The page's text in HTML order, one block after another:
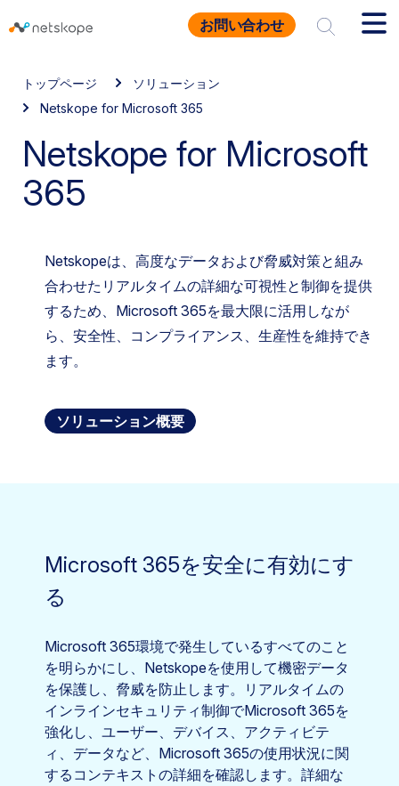
お問い合わせ
トップページ
ソリューション
Netskope for Microsoft 365
Netskope for Microsoft
365
Netskopeは、高度なデータおよび脅威対策と組み
合わせたリアルタイムの詳細な可視性と制御を提供
するため、Microsoft 365を最大限に活用しなが
ら、安全性、コンプライアンス、生産性を維持でき
ます。
ソリューション概要
Microsoft 365を安全に有効にす
る
Microsoft 365環境で発生しているすべてのこと
を明らかにし、Netskopeを使用して機密データ
を保護し、脅威を防止します。リアルタイムの
インラインセキュリティ制御でMicrosoft 365を
強化し、ユーザー、デバイス、アクティビテ
ィ、データなど、Microsoft 365の使用状況に関
するコンテキストの詳細を確認します。詳細な